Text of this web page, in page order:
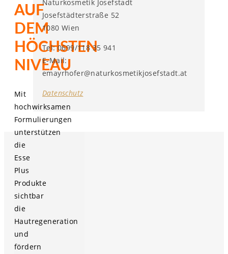
AUF
DEM
HÖCHSTEN
NIVEAU
Mit
hochwirksamen
Formulierungen
unterstützen
die
Esse
Plus
Produkte
sichtbar
die
Hautregeneration
und
fördern
Naturkosmetik Josefstadt
Josefstädterstraße 52
1080 Wien
Tel: 0699/118 35 941
E-Mail:
emayrhofer@naturkosmetikjosefstadt.at
Datenschutz